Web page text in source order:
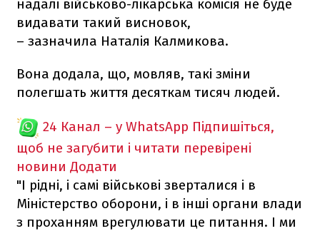
надалі військово-лікарська комісія не буде
видавати такий висновок,
– зазначила Наталія Калмикова.
Вона додала, що, мовляв, такі зміни
полегшать життя десяткам тисяч людей.
24 Канал – у WhatsApp Підпишіться,
щоб не загубити і читати перевірені
новини Додати
"І рідні, і самі військові зверталися і в
Міністерство оборони, і в інші органи влади
з проханням врегулювати це питання. І ми